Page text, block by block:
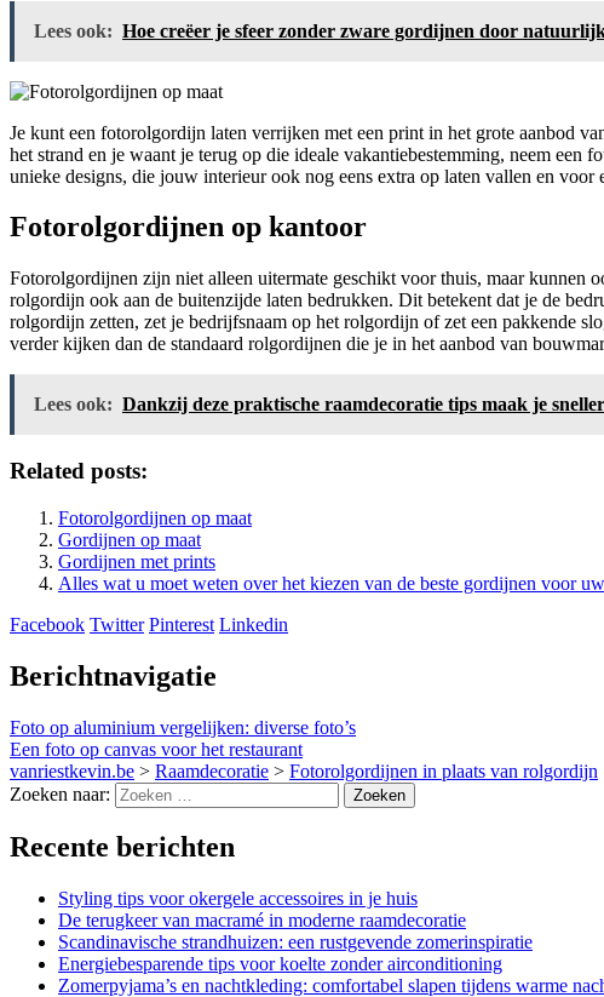
Lees ook: Hoe creëer je sfeer zonder zware gordijnen door
Je kunt een fotorolgordijn laten verrijken met een print in het grote aanbod
het strand en je waant je terug op die ideale vakantiebestemming, neem
unieke designs, die jouw interieur ook nog eens extra op laten vallen en voor
Fotorolgordijnen op kantoor
Fotorolgordijnen zijn niet alleen uitermate geschikt voor thuis, maar kunnen
rolgordijn ook aan de buitenzijde laten bedrukken. Dit betekent dat je de
rolgordijn zetten, zet je bedrijfsnaam op het rolgordijn of zet een pakkende
verder kijken dan de standaard rolgordijnen die je in het aanbod van
Lees ook: Dankzij deze praktische raamdecoratie tips maak je
Related posts:
Fotorolgordijnen op maat
Gordijnen op maat
Gordijnen met prints
Alles wat u moet weten over het kiezen van de beste gordijnen voor
Facebook Twitter Pinterest Linkedin
Berichtnavigatie
Foto op aluminium vergelijken: diverse foto’s
Een foto op canvas voor het restaurant
vanriestkevin.be > Raamdecoratie > Fotorolgordijnen in plaats van rolgordijn
Zoeken naar:
Recente berichten
Styling tips voor okergele accessoires in je huis
De terugkeer van macramé in moderne raamdecoratie
Scandinavische strandhuizen: een rustgevende zomerinspiratie
Energiebesparende tips voor koelte zonder airconditioning
Zomerpyjama’s en nachtkleding: comfortabel slapen tijdens warme